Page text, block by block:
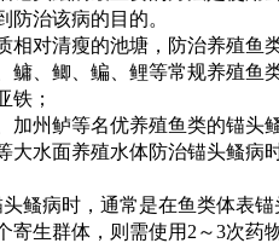
防治该病的目的。
对清瘦的池塘，防治养殖鱼
、鲫、鳊、鲤等常规养殖鱼
铁；
州鲈等名优养殖鱼类的锚头
水面养殖水体防治锚头鳋病
鳋病时，通常是在鱼类体表
寄生群体，则需使用2～3次药